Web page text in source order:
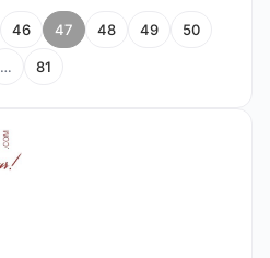
46 47 48 49 50
… 81